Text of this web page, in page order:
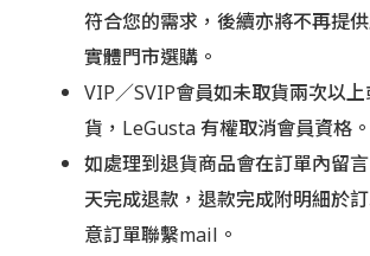
符合您的需求，後續亦將不再提
實體門市選購。
VIP／SVIP會員如未取貨兩次以
貨，LeGusta 有權取消會員資格。
如處理到退貨商品會在訂單內留
天完成退款，退款完成附明細於
意訂單聯繫mail。